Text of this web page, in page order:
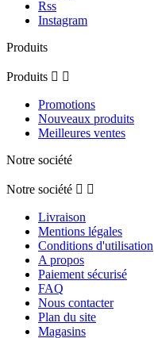
Rss
Instagram
Produits
Produits  
Promotions
Nouveaux produits
Meilleures ventes
Notre société
Notre société  
Livraison
Mentions légales
Conditions d'utilisation
A propos
Paiement sécurisé
FAQ
Nous contacter
Plan du site
Magasins